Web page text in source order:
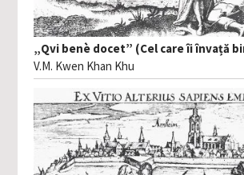
„Qvi benè docet” (Cel care îi învață
V.M. Kwen Khan Khu